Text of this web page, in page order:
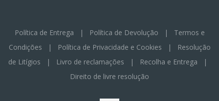
Política de Entrega | Política de Devolução | Termos e
Condições | Política de Privacidade e Cookies |
Resolução
de Litígios | Livro de reclamações | Recolha e Entrega |
Direito de livre resolução